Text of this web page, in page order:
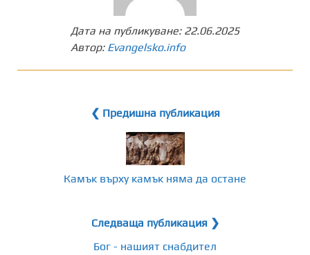
Дата на публикуване: 22.06.2025
Автор: Evangelsko.info
❮ Предишна публикация
Камък върху камък няма да остане
Следваща публикация ❯
Бог - нашият снабдител